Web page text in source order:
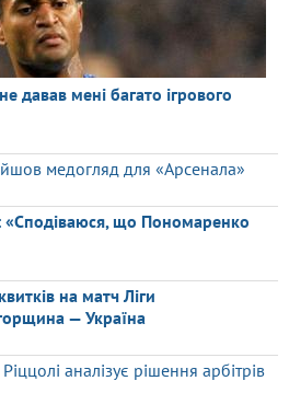
давав мені багато ігрового
медогляд для «Арсенала»
«Сподіваюся, що Пономаренко
на матч Ліги
— Україна
аналізує рішення арбітрів